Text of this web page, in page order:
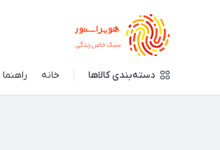
دسته‌بندی کالاها خانه راهنما